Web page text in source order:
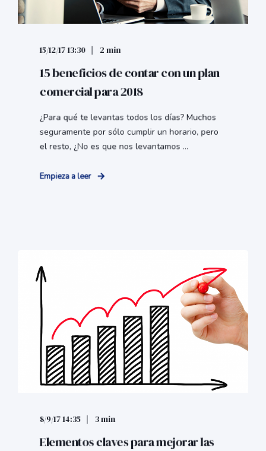
15/12/17 13:30 2 min
15 beneficios de contar con un plan
comercial para 2018
¿Para qué te levantas todos los días? Muchos
seguramente por sólo cumplir un horario, pero
el resto, ¿No es que nos levantamos ...
Empieza a leer
8/9/17 14:35 3 min
Elementos claves para mejorar las